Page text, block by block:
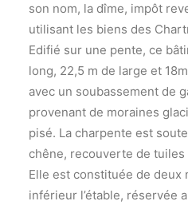
son nom, la dîme, impôt
utilisant les biens des
Edifié sur une pente, ce
long, 22,5 m de large et
avec un soubassement de
provenant de moraines
pisé. La charpente est
chêne, recouverte de tuiles
Elle est constituée de deux
inférieur l’étable, réservée